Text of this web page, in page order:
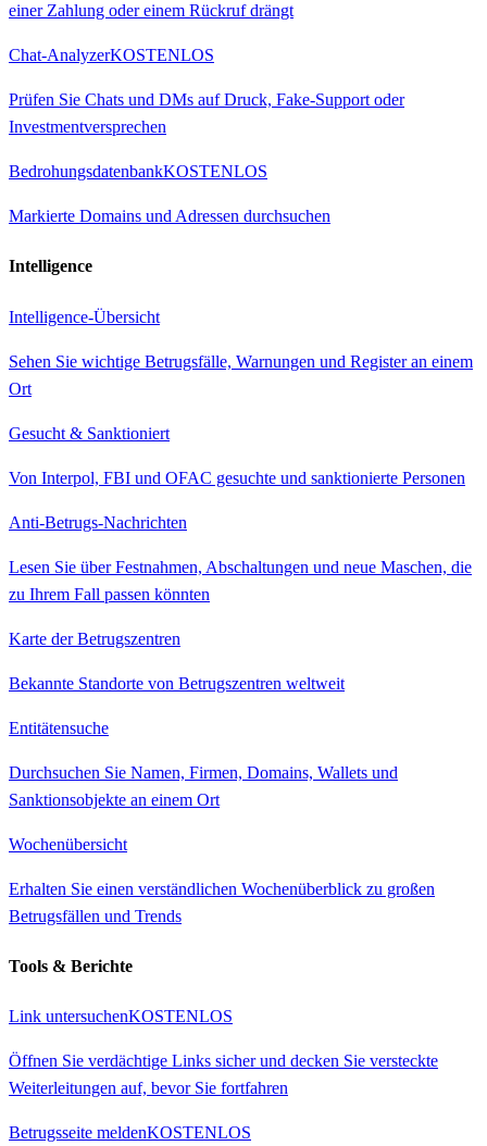
einer Zahlung oder einem Rückruf drängt
Chat-AnalyzerKOSTENLOS
Prüfen Sie Chats und DMs auf Druck, Fake-Support oder
Investmentversprechen
BedrohungsdatenbankKOSTENLOS
Markierte Domains und Adressen durchsuchen
Intelligence
Intelligence-Übersicht
Sehen Sie wichtige Betrugsfälle, Warnungen und Register an einem
Ort
Gesucht & Sanktioniert
Von Interpol, FBI und OFAC gesuchte und sanktionierte Personen
Anti-Betrugs-Nachrichten
Lesen Sie über Festnahmen, Abschaltungen und neue Maschen, die
zu Ihrem Fall passen könnten
Karte der Betrugszentren
Bekannte Standorte von Betrugszentren weltweit
Entitätensuche
Durchsuchen Sie Namen, Firmen, Domains, Wallets und
Sanktionsobjekte an einem Ort
Wochenübersicht
Erhalten Sie einen verständlichen Wochenüberblick zu großen
Betrugsfällen und Trends
Tools & Berichte
Link untersuchenKOSTENLOS
Öffnen Sie verdächtige Links sicher und decken Sie versteckte
Weiterleitungen auf, bevor Sie fortfahren
Betrugsseite meldenKOSTENLOS